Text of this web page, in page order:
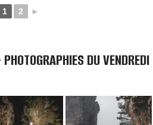
1 2 ►
DU VENDREDI